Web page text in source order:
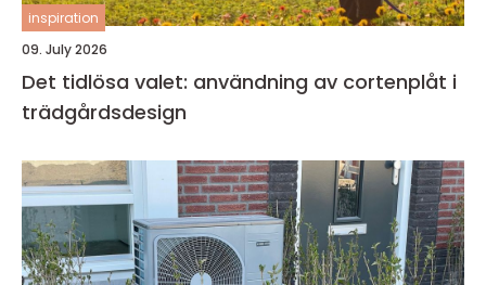
inspiration
09. July 2026
Det tidlösa valet: användning av cortenplåt i
trädgårdsdesign